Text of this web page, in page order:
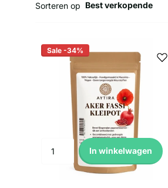
Sorteren op
Sale -34%
In winkelwagen